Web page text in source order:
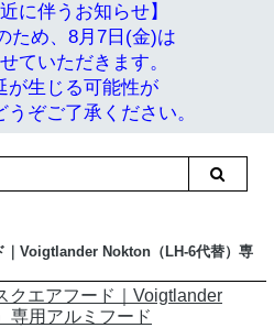
に伴うお知らせ】
ため、8月7日(金)は
ていただきます。
が生じる可能性が
ぞご了承ください。
｜Voigtlander Nokton（LH-6代替）専
クエアフード｜Voigtlander
専用アルミフード